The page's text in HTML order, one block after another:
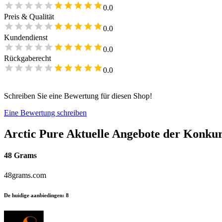
0.0
Preis & Qualität
0.0
Kundendienst
0.0
Rückgaberecht
0.0
Schreiben Sie eine Bewertung für diesen Shop!
Eine Bewertung schreiben
Arctic Pure Aktuelle Angebote der
48 Grams
48grams.com
De huidige aanbiedingen: 8